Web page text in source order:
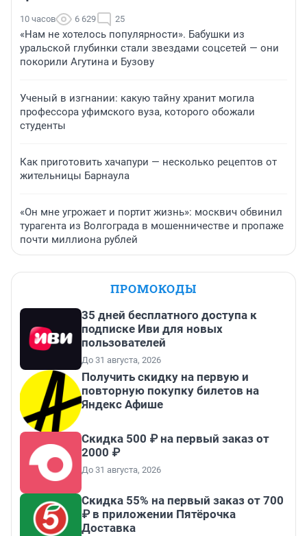
10 часов 6 629 25
«Нам не хотелось популярности». Бабушки из
уральской глубинки стали звездами соцсетей — они
покорили Агутина и Бузову
Ученый в изгнании: какую тайну хранит могила
профессора уфимского вуза, которого обожали
студенты
Как приготовить хачапури — несколько рецептов от
жительницы Барнаула
«Он мне угрожает и портит жизнь»: москвич обвинил
турагента из Волгограда в мошенничестве и пропаже
почти миллиона рублей
ПРОМОКОДЫ
35 дней бесплатного доступа к
подписке Иви для новых
пользователей
До 31 августа, 2026
Получить скидку на первую и
повторную покупку билетов на
Яндекс Афише
Скидка 500 ₽ на первый заказ от
2000 ₽
До 31 августа, 2026
Скидка 55% на первый заказ от 700
₽ в приложении Пятёрочка
Доставка